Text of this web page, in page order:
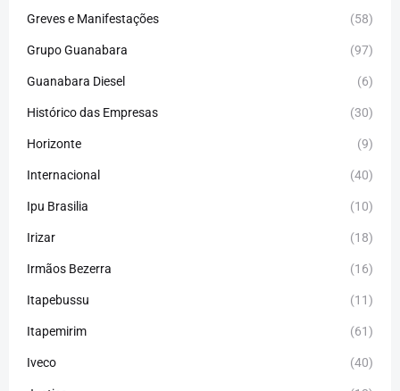
Greves e Manifestações (58)
Grupo Guanabara (97)
Guanabara Diesel (6)
Histórico das Empresas (30)
Horizonte (9)
Internacional (40)
Ipu Brasilia (10)
Irizar (18)
Irmãos Bezerra (16)
Itapebussu (11)
Itapemirim (61)
Iveco (40)